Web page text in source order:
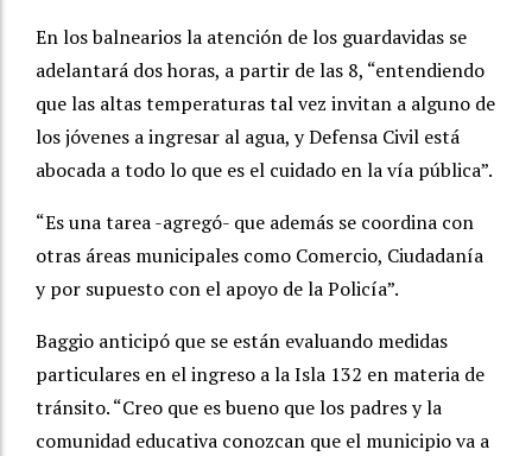
En los balnearios la atención de los guardavidas se
adelantará dos horas, a partir de las 8, “entendiendo
que las altas temperaturas tal vez invitan a alguno de
los jóvenes a ingresar al agua, y Defensa Civil está
abocada a todo lo que es el cuidado en la vía pública”.
“Es una tarea -agregó- que además se coordina con
otras áreas municipales como Comercio, Ciudadanía
y por supuesto con el apoyo de la Policía”.
Baggio anticipó que se están evaluando medidas
particulares en el ingreso a la Isla 132 en materia de
tránsito. “Creo que es bueno que los padres y la
comunidad educativa conozcan que el municipio va a